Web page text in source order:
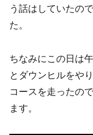
う話はしていたの
た。
ちなみにこの日は
とダウンヒルをや
コースを走ったの
ます。